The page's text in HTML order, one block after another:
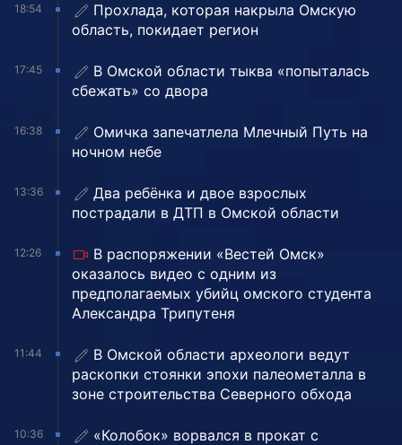
18:54
Прохлада, которая накрыла Омскую
область, покидает регион
17:45
В Омской области тыква «попыталась
сбежать» со двора
16:38
Омичка запечатлела Млечный Путь на
ночном небе
13:36
Два ребёнка и двое взрослых
пострадали в ДТП в Омской области
12:26
В распоряжении «Вестей Омск»
оказалось видео с одним из
предполагаемых убийц омского студента
Александра Трипутеня
11:44
В Омской области археологи ведут
раскопки стоянки эпохи палеометалла в
зоне строительства Северного обхода
10:36
«Колобок» ворвался в прокат с